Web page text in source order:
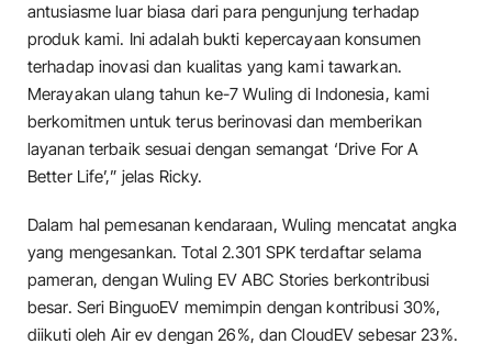
antusiasme luar biasa dari para pengunjung terhadap
produk kami. Ini adalah bukti kepercayaan konsumen
terhadap inovasi dan kualitas yang kami tawarkan.
Merayakan ulang tahun ke-7 Wuling di Indonesia, kami
berkomitmen untuk terus berinovasi dan memberikan
layanan terbaik sesuai dengan semangat ‘Drive For A
Better Life’,” jelas Ricky.
Dalam hal pemesanan kendaraan, Wuling mencatat angka
yang mengesankan. Total 2.301 SPK terdaftar selama
pameran, dengan Wuling EV ABC Stories berkontribusi
besar. Seri BinguoEV memimpin dengan kontribusi 30%,
diikuti oleh Air ev dengan 26%, dan CloudEV sebesar 23%.